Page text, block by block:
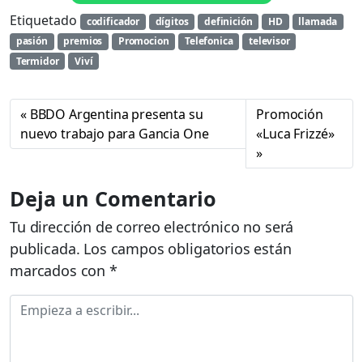
Etiquetado codificador dígitos definición HD
llamada
pasión
premios Promocion Telefonica
televisor
Termidor
Viví
BBDO Argentina presenta su
nuevo trabajo para Gancia One
Promoción
«Luca Frizzé»
Deja un Comentario
Tu dirección de correo electrónico no será
publicada. Los campos obligatorios están
marcados con *